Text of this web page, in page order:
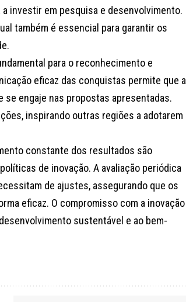
investir em pesquisa e desenvolvimento.
também é essencial para garantir os
para o reconhecimento e
eficaz das conquistas permite que a
engaje nas propostas apresentadas.
inspirando outras regiões a adotarem
constante dos resultados são
de inovação. A avaliação periódica
de ajustes, assegurando que os
eficaz. O compromisso com a inovação
sustentável e ao bem-